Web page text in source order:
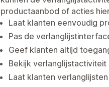
productaanbod of acties
Laat klanten eenvoudig
Pas de
Geef klanten altijd
Bekijk
Laat klanten